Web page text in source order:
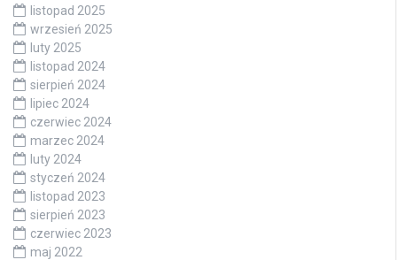
listopad 2025
wrzesień 2025
luty 2025
listopad 2024
sierpień 2024
lipiec 2024
czerwiec 2024
marzec 2024
luty 2024
styczeń 2024
listopad 2023
sierpień 2023
czerwiec 2023
maj 2022